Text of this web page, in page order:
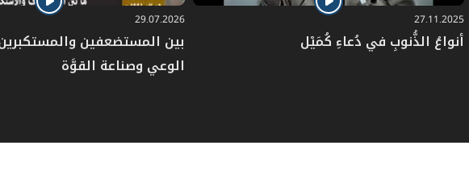
27.11.2025
أنواعُ الذُّنوبِ في دُعاءِ كُمَيْل
29.07.2026
بين المستضعفين
الوعي وصناعة القوَّة